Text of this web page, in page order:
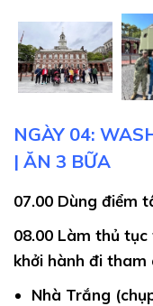
NGÀY 04:
| ĂN 3 BỮA
07.00 Dùng điểm
08.00 Làm thủ
khởi hành đi
Nhà Trắng